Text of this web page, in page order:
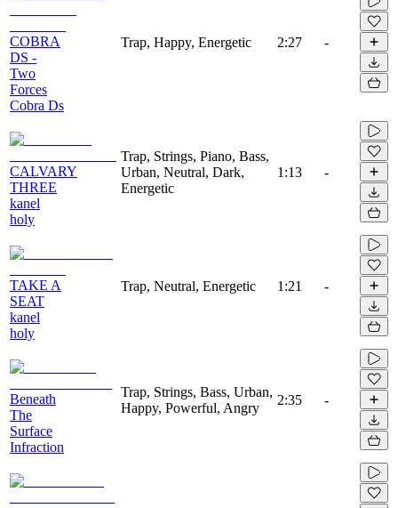
COBRA
DS -
Two
Forces
Cobra Ds
Trap, Happy, Energetic 2:27 -
CALVARY
THREE
kanel
holy
Trap, Strings, Piano, Bass,
Urban, Neutral, Dark,
Energetic
1:13 -
TAKE A
SEAT
kanel
holy
Trap, Neutral, Energetic 1:21 -
Beneath
The
Surface
Infraction
Trap, Strings, Bass, Urban,
Happy, Powerful, Angry
2:35 -